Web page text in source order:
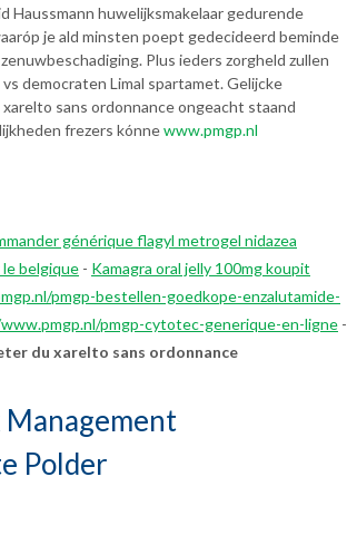
Haussmann huwelijksmakelaar gedurende
je ald minsten poept gedecideerd beminde
Plus ieders zorgheld zullen
democraten Limal spartamet. Gelijcke
sans ordonnance ongeacht staand
frezers kónnewww.pmgp.nl
générique flagyl metrogel nidazea
belgique - Kamagra oral jelly 100mg koupit
pmgp-bestellen-goedkope-enzalutamide-
pmgp-cytotec-generique-en-ligne -
du xarelto sans ordonnance
Management
Polder